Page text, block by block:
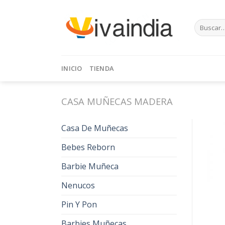
Buscar
por:
INICIO TIENDA
CASA MUÑECAS MADERA
Casa De Muñecas
Bebes Reborn
Barbie Muñeca
Nenucos
Pin Y Pon